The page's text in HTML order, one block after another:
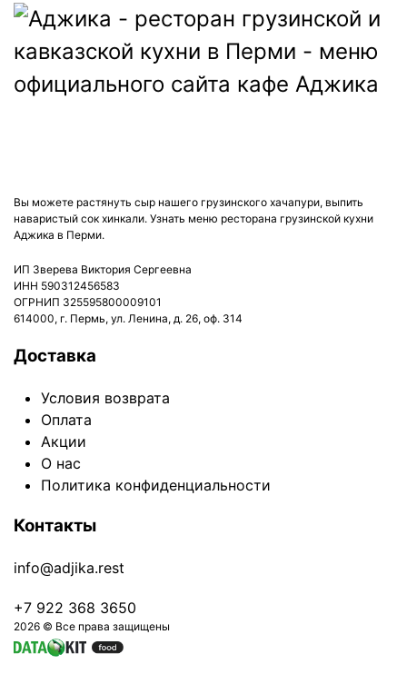
Вы можете растянуть сыр нашего грузинского хачапури, выпить
наваристый сок хинкали. Узнать меню ресторана грузинской кухни
Аджика в Перми.
ИП Зверева Виктория Сергеевна
ИНН 590312456583
ОГРНИП 325595800009101
614000, г. Пермь, ул. Ленина, д. 26, оф. 314
Доставка
Условия возврата
Оплата
Акции
О нас
Политика конфиденциальности
Контакты
info@adjika.rest
+7 922 368 3650
2026 © Все права защищены